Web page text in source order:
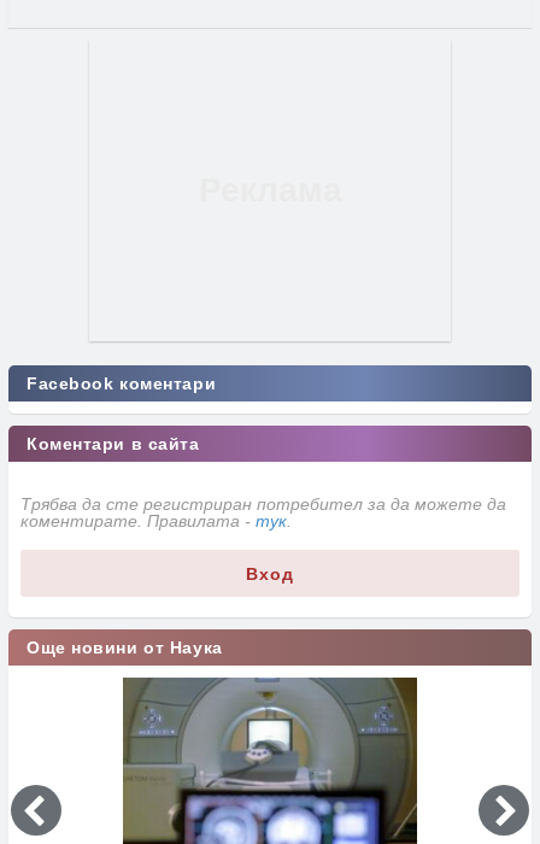
Facebook коментари
Коментари в сайта
Трябва да сте регистриран потребител за да можете да
коментирате. Правилата - тук
Вход
Още новини от Наука